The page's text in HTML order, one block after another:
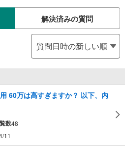
解決済みの質問
60万は高すぎますか？ 以下、内
数48
11